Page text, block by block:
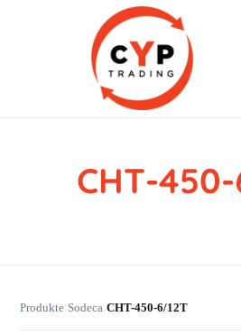
CYP Trading
Professionelle Ersatzteilbeschaffung
CHT-
Produkte›Sodeca›CHT-450-6/12T